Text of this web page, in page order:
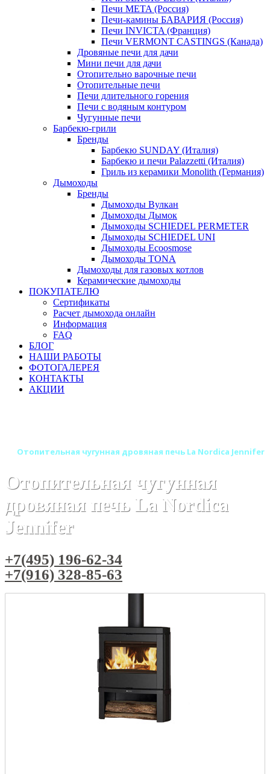
Печи META (Россия)
Печи-камины БАВАРИЯ (Россия)
Печи INVICTA (Франция)
Печи VERMONT CASTINGS (Канада)
Дровяные печи для дачи
Мини печи для дачи
Отопительно варочные печи
Отопительные печи
Печи длительного горения
Печи с водяным контуром
Чугунные печи
Барбекю-грили
Бренды
Барбекю SUNDAY (Италия)
Барбекю и печи Palazzetti (Италия)
Гриль из керамики Monolith (Германия)
Дымоходы
Бренды
Дымоходы Вулкан
Дымоходы Дымок
Дымоходы SCHIEDEL PERMETER
Дымоходы SCHIEDEL UNI
Дымоходы Ecoosmose
Дымоходы TONA
Дымоходы для газовых котлов
Керамические дымоходы
ПОКУПАТЕЛЮ
Сертификаты
Расчет дымохода онлайн
Информация
FAQ
БЛОГ
НАШИ РАБОТЫ
ФОТОГАЛЕРЕЯ
КОНТАКТЫ
АКЦИИ
(Италия)
Отопительная чугунная дровяная печь La Nordica Jennifer
Отопительная чугунная
дровяная печь La Nordica
Jennifer
+7(495) 196-62-34
+7(916) 328-85-63